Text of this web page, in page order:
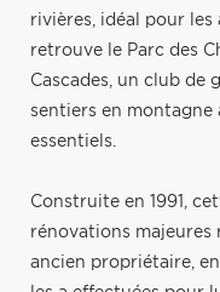
rivières, idéal pour les
retrouve le Parc des
Cascades, un club de
sentiers en montagne
essentiels.
Construite en 1991,
rénovations majeures
ancien propriétaire,